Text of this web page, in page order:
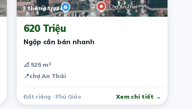
3 tháng trước
620 Triệu
Ngộp cần bán nhanh
📐 525 m²
📍chợ An Thái
Đất riêng · Phú Giáo Xem chi tiết →